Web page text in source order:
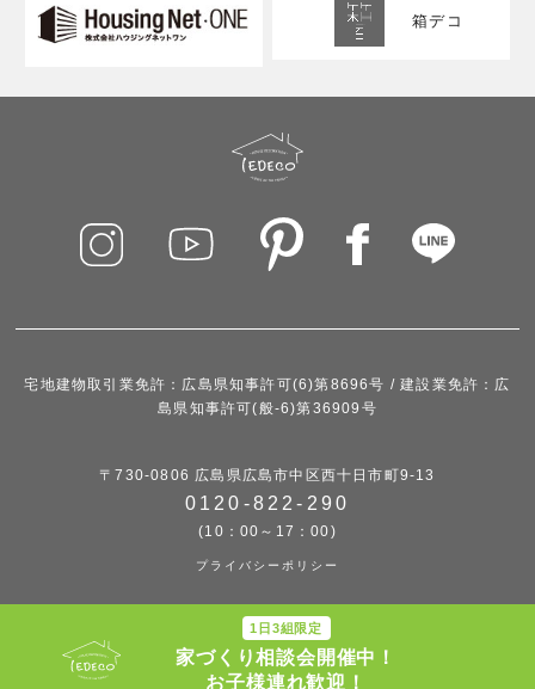
箱デコ
宅地建物取引業免許：広島県知事許可(6)第8696号 / 建設業免許：広
島県知事許可(般-6)第36909号
〒730-0806 広島県広島市中区西十日市町9-13
0120-822-290
(10：00～17：00)
プライバシーポリシー
© iedeco
1日3組限定
家づくり相談会開催中！
お子様連れ歓迎！